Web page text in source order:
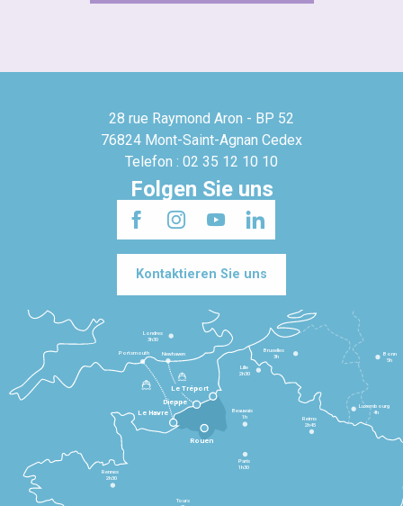
28 rue Raymond Aron - BP 52
76824 Mont-Saint-Agnan Cedex
Telefon : 02 35 12 10 10
Folgen Sie uns
Kontaktieren Sie uns
Le Havre
Dieppe
Le Tréport
Rennes
2h30
Tours
Paris
1h30
Beauvais
1h
Reims
2h45
Lille
2h30
Bruxelles
3h
Londres
3h30
Newhaven
Portsmouth
Bonn
5h
Luxembourg
4h
Rouen